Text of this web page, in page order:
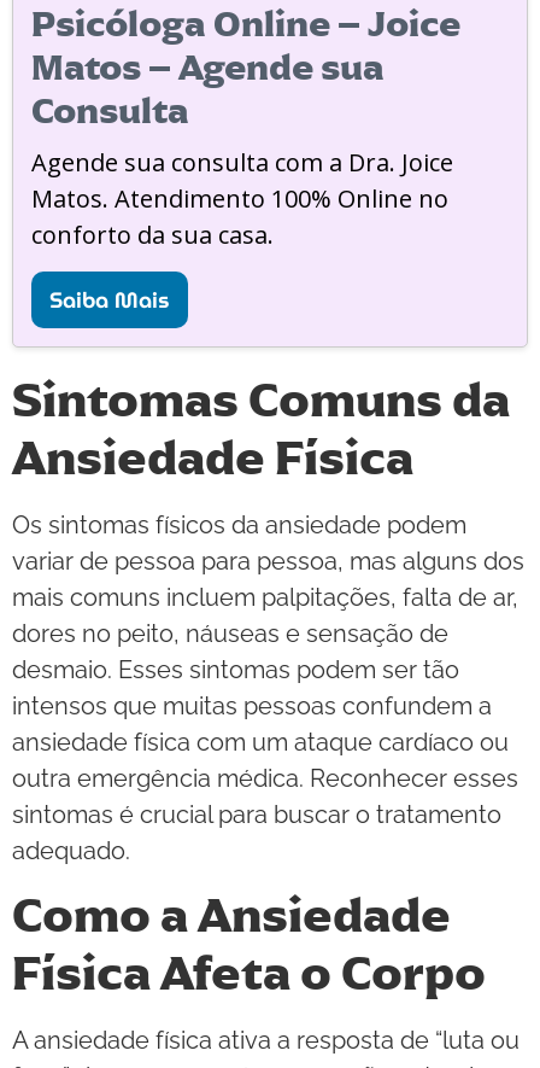
Psicóloga Online – Joice
Matos – Agende sua
Consulta
Agende sua consulta com a Dra. Joice
Matos. Atendimento 100% Online no
conforto da sua casa.
Saiba Mais
Sintomas Comuns da
Ansiedade Física
Os sintomas físicos da ansiedade podem
variar de pessoa para pessoa, mas alguns dos
mais comuns incluem palpitações, falta de ar,
dores no peito, náuseas e sensação de
desmaio. Esses sintomas podem ser tão
intensos que muitas pessoas confundem a
ansiedade física com um ataque cardíaco ou
outra emergência médica. Reconhecer esses
sintomas é crucial para buscar o tratamento
adequado.
Como a Ansiedade
Física Afeta o Corpo
A ansiedade física ativa a resposta de “luta ou